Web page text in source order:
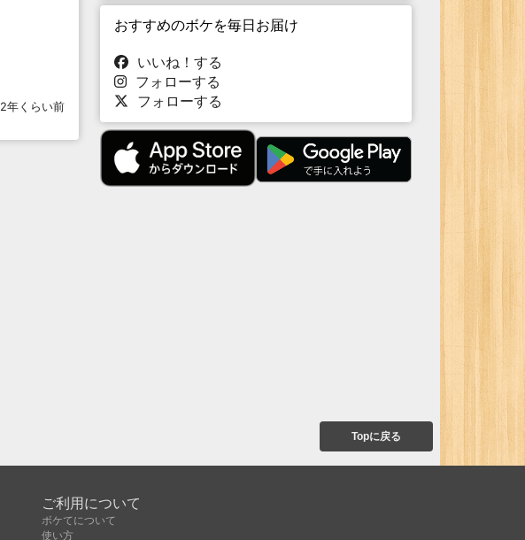
2年くらい前
おすすめのボケを毎日お届け
いいね！する
フォローする
フォローする
Topに戻る
ご利用について
ボケてについて
使い方